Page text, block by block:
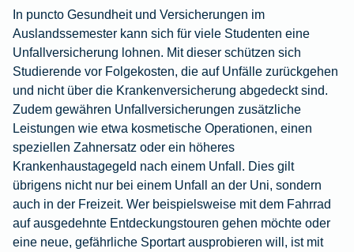
In puncto Gesundheit und Versicherungen im
Auslandssemester kann sich für viele Studenten eine
Unfallversicherung lohnen. Mit dieser schützen sich
Studierende vor Folgekosten, die auf Unfälle zurückgehen
und nicht über die Krankenversicherung abgedeckt sind.
Zudem gewähren Unfallversicherungen zusätzliche
Leistungen wie etwa kosmetische Operationen, einen
speziellen Zahnersatz oder ein höheres
Krankenhaustagegeld nach einem Unfall. Dies gilt
übrigens nicht nur bei einem Unfall an der Uni, sondern
auch in der Freizeit. Wer beispielsweise mit dem Fahrrad
auf ausgedehnte Entdeckungstouren gehen möchte oder
eine neue, gefährliche Sportart ausprobieren will, ist mit